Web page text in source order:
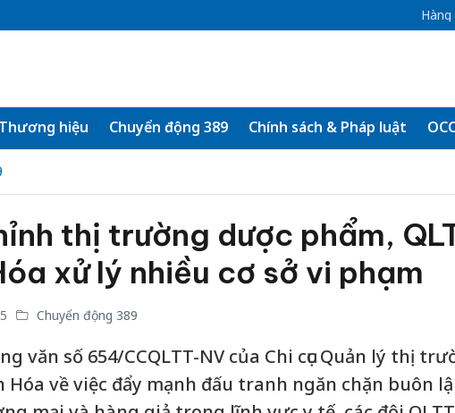
Thương hiệu Chuyển động 389 Chính sách & Pháp luật
thị trường dược phẩm,
xử lý nhiều cơ sở vi phạm
Chuyển động 389
văn số 654/CCQLTT-NV của Chi cục Quản lý thị
Hóa về việc đẩy mạnh đấu tranh ngăn chặn buôn